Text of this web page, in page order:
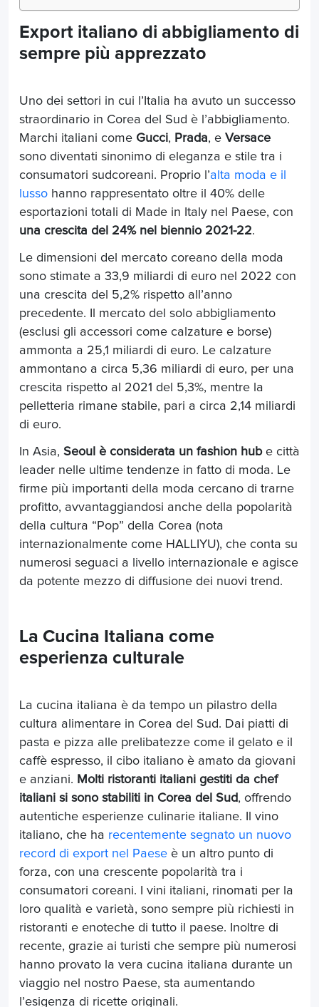
Export italiano di abbigliamento di
sempre più apprezzato
Uno dei settori in cui l’Italia ha avuto un successo
straordinario in Corea del Sud è l’abbigliamento.
Marchi italiani come Gucci, Prada, e Versace
sono diventati sinonimo di eleganza e stile tra i
consumatori sudcoreani. Proprio l’alta moda e il
lusso hanno rappresentato oltre il 40% delle
esportazioni totali di Made in Italy nel Paese, con
una crescita del 24% nel biennio 2021-22.
Le dimensioni del mercato coreano della moda
sono stimate a 33,9 miliardi di euro nel 2022 con
una crescita del 5,2% rispetto all’anno
precedente. Il mercato del solo abbigliamento
(esclusi gli accessori come calzature e borse)
ammonta a 25,1 miliardi di euro. Le calzature
ammontano a circa 5,36 miliardi di euro, per una
crescita rispetto al 2021 del 5,3%, mentre la
pelletteria rimane stabile, pari a circa 2,14 miliardi
di euro.
In Asia, Seoul è considerata un fashion hub e città
leader nelle ultime tendenze in fatto di moda. Le
firme più importanti della moda cercano di trarne
profitto, avvantaggiandosi anche della popolarità
della cultura “Pop” della Corea (nota
internazionalmente come HALLIYU), che conta su
numerosi seguaci a livello internazionale e agisce
da potente mezzo di diffusione dei nuovi trend.
La Cucina Italiana come
esperienza culturale
La cucina italiana è da tempo un pilastro della
cultura alimentare in Corea del Sud. Dai piatti di
pasta e pizza alle prelibatezze come il gelato e il
caffè espresso, il cibo italiano è amato da giovani
e anziani. Molti ristoranti italiani gestiti da chef
italiani si sono stabiliti in Corea del Sud, offrendo
autentiche esperienze culinarie italiane. Il vino
italiano, che ha recentemente segnato un nuovo
record di export nel Paese è un altro punto di
forza, con una crescente popolarità tra i
consumatori coreani. I vini italiani, rinomati per la
loro qualità e varietà, sono sempre più richiesti in
ristoranti e enoteche di tutto il paese. Inoltre di
recente, grazie ai turisti che sempre più numerosi
hanno provato la vera cucina italiana durante un
viaggio nel nostro Paese, sta aumentando
l’esigenza di ricette originali.